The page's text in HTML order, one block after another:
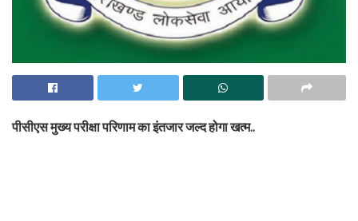
पीसीएस मुख्य परीक्षा परिणाम का इंतजार जल्द होगा खत्म..